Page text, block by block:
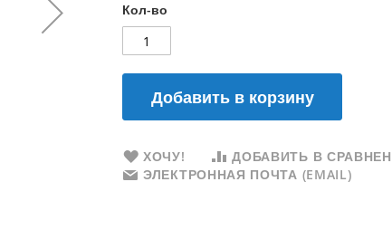
Кол-во
Добавить в корзину
ХОЧУ!
ДОБАВИТЬ В
ЭЛЕКТРОННАЯ ПОЧТА (EMAIL)